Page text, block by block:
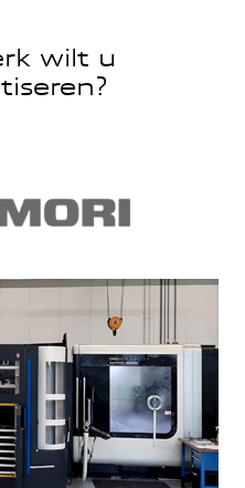
wilt u